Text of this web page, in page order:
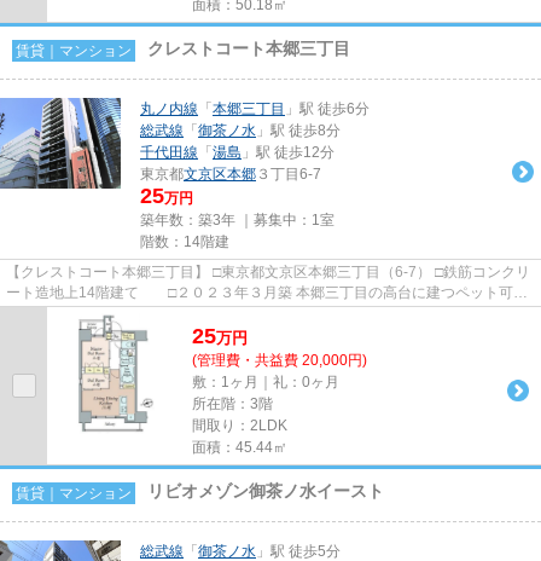
面積：50.18㎡
賃貸｜マンション クレストコート本郷三丁目
丸ノ内線 「 本郷三丁目 」駅 徒歩6分
総武線 「 御茶ノ水 」駅 徒歩8分
千代田線 「 湯島 」駅 徒歩12分
東京都文京区本郷 ３丁目6-7
25万円
築年数：築3年 ｜募集中： 1室
階数：14階建
【クレストコート本郷三丁目】 □東京都文京区本郷三丁目（6-7） □鉄筋コンクリ
ート造地上14階建て □２０２３年３月築 本郷三丁目の高台に建つペット可高
級賃貸マンションのご紹...
25万円
(管理費・共益費 20,000円)
敷：1ヶ月｜礼：0ヶ月
所在階：3階
間取り：2LDK
面積：45.44㎡
賃貸｜マンション リビオメゾン御茶ノ水イースト
総武線 「 御茶ノ水 」駅 徒歩5分